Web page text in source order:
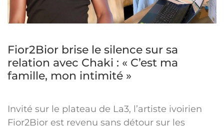
Fior2Bior brise le silence sur sa
relation avec Chaki : « C’est ma
famille, mon intimité »
Invité sur le plateau de La3, l’artiste ivoirien
Fior2Bior est revenu sans détour sur les